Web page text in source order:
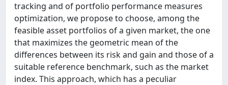
tracking and of portfolio performance measures
optimization, we propose to choose, among the
feasible asset portfolios of a given market, the one
that maximizes the geometric mean of the
differences between its risk and gain and those of a
suitable reference benchmark, such as the market
index. This approach, which has a peculiar